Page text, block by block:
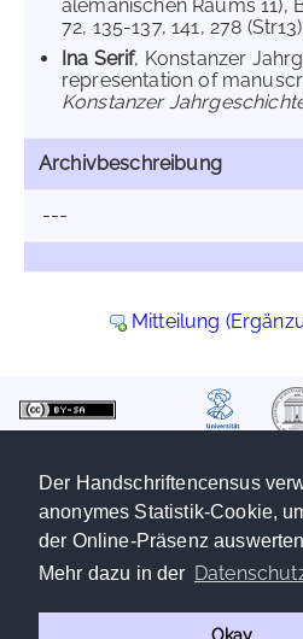
Der Handschriftencensus
anonymes Statistik-Cookie,
der Online-Präsenz
Mehr dazu in der
alemanischen Raums 11),
72, 135-137, 141, 278
Ina Serif, Konstanzer
representation of
Konstanzer
Archivbeschreibung
---
Mitteilung